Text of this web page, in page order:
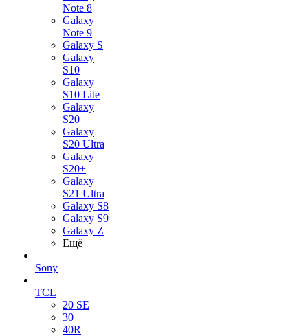
Note 8
Galaxy
Note 9
Galaxy S
Galaxy
S10
Galaxy
S10 Lite
Galaxy
S20
Galaxy
S20 Ultra
Galaxy
S20+
Galaxy
S21 Ultra
Galaxy S8
Galaxy S9
Galaxy Z
Ещё
Sony
TCL
20 SE
30
40R